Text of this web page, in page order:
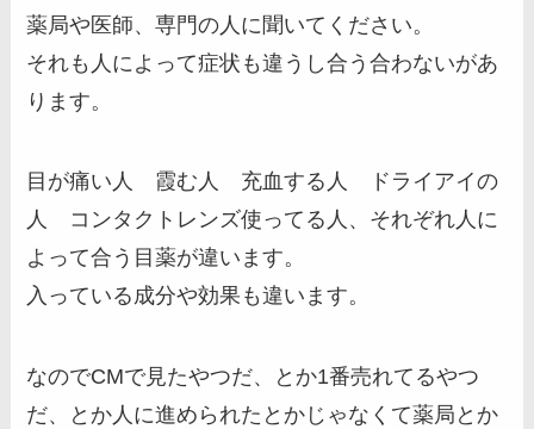
薬局や医師、専門の人に聞いてください。
それも人によって症状も違うし合う合わないがあ
ります。
目が痛い人 霞む人 充血する人 ドライアイの
人 コンタクトレンズ使ってる人、それぞれ人に
よって合う目薬が違います。
入っている成分や効果も違います。
なのでCMで見たやつだ、とか1番売れてるやつ
だ、とか人に進められたとかじゃなくて薬局とか